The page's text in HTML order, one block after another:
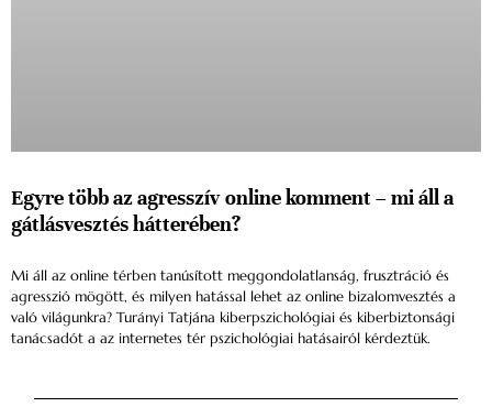
Egyre több az agresszív online komment – mi áll a
gátlásvesztés hátterében?
Mi áll az online térben tanúsított meggondolatlanság, frusztráció és
agresszió mögött, és milyen hatással lehet az online bizalomvesztés a
való világunkra? Turányi Tatjána kiberpszichológiai és kiberbiztonsági
tanácsadót a az internetes tér pszichológiai hatásairól kérdeztük.